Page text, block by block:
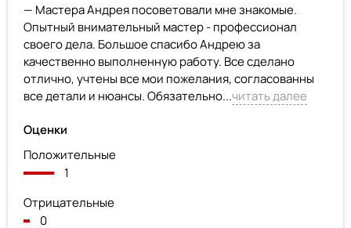
— Мастера Андрея посоветовали мне знакомые.
Опытный внимательный мастер - профессионал
своего дела. Большое спасибо Андрею за
качественно выполненную работу. Все сделано
отлично, учтены все мои пожелания, согласованны
все детали и нюансы. Обязательно...читать далее
Оценки
Положительные
1
Отрицательные
0